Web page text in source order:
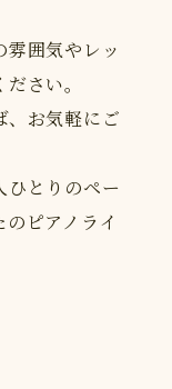
囲気やレッ
さい。
、お気軽にご
ひとりのペー
ピアノライ